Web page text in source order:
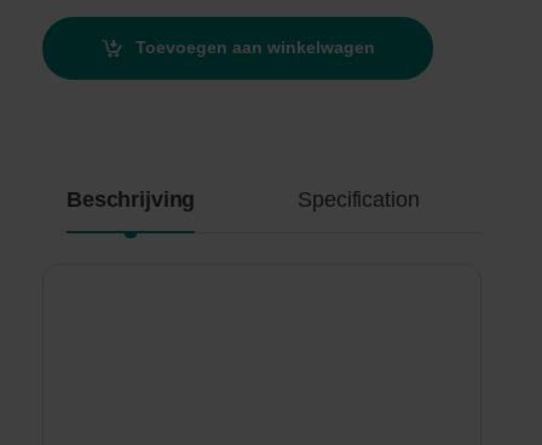
Toevoegen aan winkelwagen
Beschrijving Specification